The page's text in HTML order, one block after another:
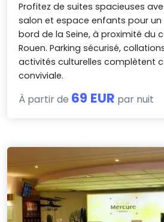
Profitez de suites spacieuses
salon et espace enfants pour un
bord de la Seine, à proximité du
Rouen. Parking sécurisé,
activités culturelles complètent
conviviale.
À partir de 69 EUR par nuit